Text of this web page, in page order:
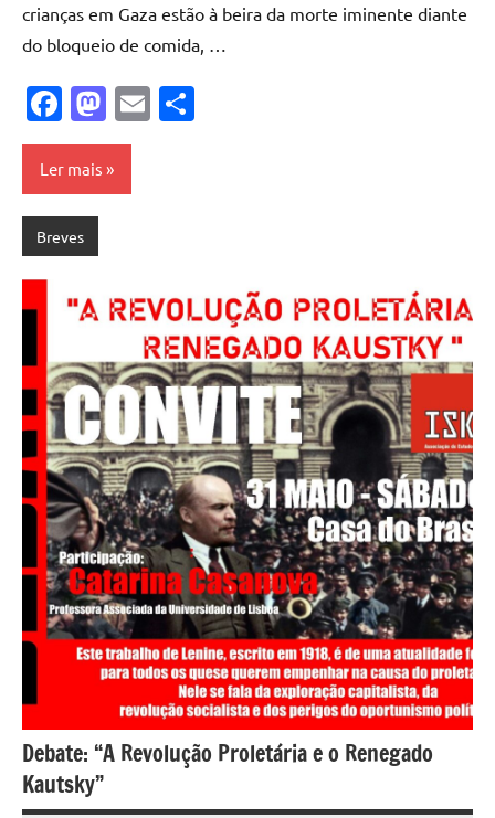
crianças em Gaza estão à beira da morte iminente diante
do bloqueio de comida, …
Facebook
Mastodon
Email
Ler mais
Breves
Debate: “A Revolução Proletária e o Renegado
Kautsky”